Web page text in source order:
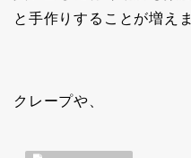
と手作りすることが増え
クレープや、